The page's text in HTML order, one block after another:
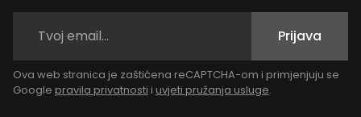
Prijava
Ova web stranica je zaštićena reCAPTCHA-om i primjenjuju se
Google pravila privatnosti i uvjeti pružanja usluge.